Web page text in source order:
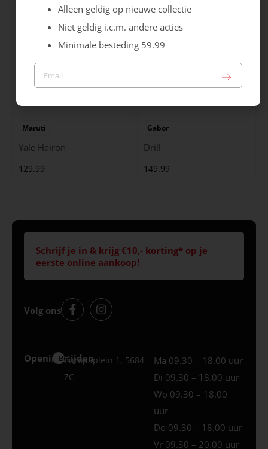
Maruti
Yale Hairon
129.99
Gabor
Drill
149.99
Schrijf je in & krijg €10,- korting* op je
eerste online aankoop!
Volg ons
Openingstijden
Best
Europaplein 1, 5684
ZC
Ma 09.30 – 18.00 uur
Di 09.30 – 18.00 uur
Wo 09.30 – 18.00
uur
Do 09.30 – 18.00 uur
Vr 09.30 – 20.00 uur
Alleen geldig op nieuwe collectie
Niet geldig i.c.m. andere acties
Minimale besteding 59.99